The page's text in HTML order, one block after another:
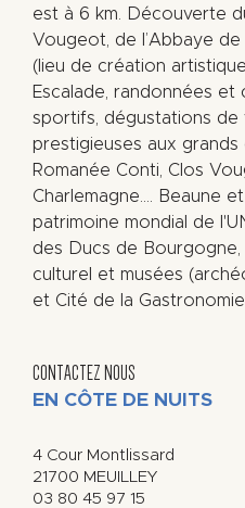
est à 6 km. Découverte
Vougeot, de l’Abbaye
(lieu de création
Escalade, randonnées
sportifs, dégustations de
prestigieuses aux
Romanée Conti, Clos
Charlemagne.... Beaune
patrimoine mondial de
des Ducs de
culturel et musées
et Cité de la Gastronomie.
CONTACTEZ NOUS
EN CÔTE DE NUITS
4 Cour Montlissard
21700 MEUILLEY
03 80 45 97 15